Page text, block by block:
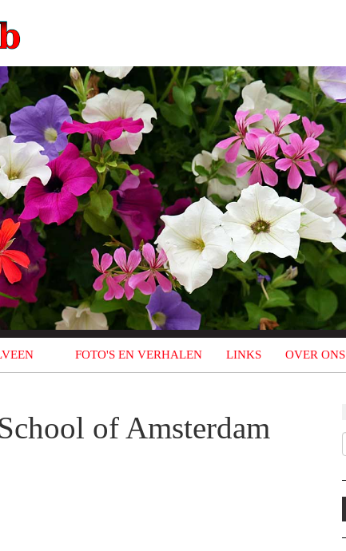
FOTO'S EN VERHALEN LINKS OVER ONS
of Amsterdam